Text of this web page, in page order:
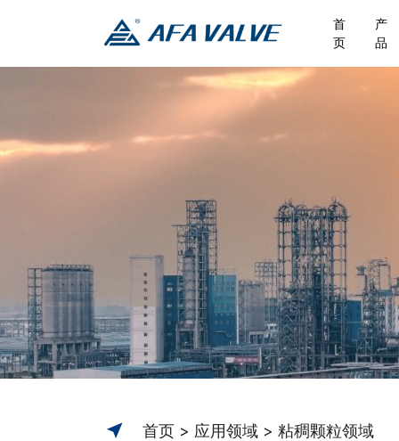
首
页
产
品
首页 应用领域 粘稠颗粒领域